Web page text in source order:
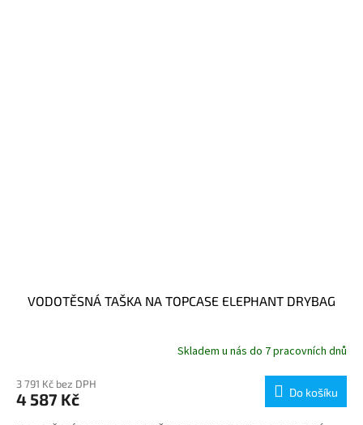
VODOTĚSNÁ TAŠKA NA TOPCASE ELEPHANT DRYBAG
Skladem u nás do 7 pracovních dnů
3 791 Kč bez DPH
4 587 Kč Do košíku